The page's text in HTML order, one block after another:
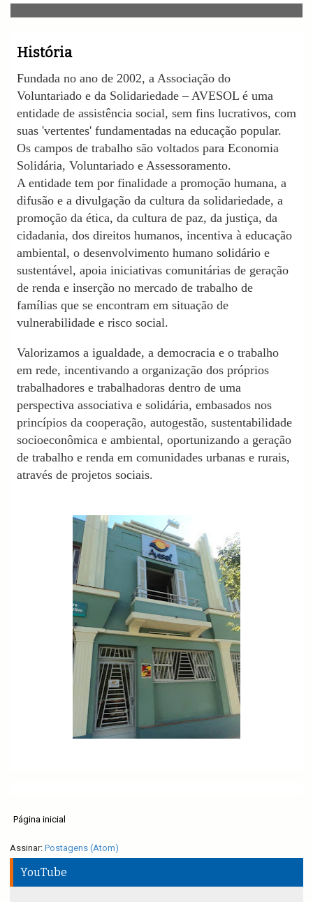
v
i
o
n
História
Fundada no ano de 2002, a Associação do
Voluntariado e da Solidariedade – AVESOL é uma
entidade de assistência social, sem fins lucrativos, com
suas 'vertentes' fundamentadas na educação popular.
Os campos de trabalho são voltados para Economia
Solidária, Voluntariado e Assessoramento.
A entidade tem por finalidade a promoção humana, a
difusão e a divulgação da cultura da solidariedade, a
promoção da ética, da cultura de paz, da justiça, da
cidadania, dos direitos humanos, incentiva à educação
ambiental, o desenvolvimento humano solidário e
sustentável, apoia iniciativas comunitárias de geração
de renda e inserção no mercado de trabalho de
famílias que se encontram em situação de
vulnerabilidade e risco social.
Valorizamos a igualdade, a democracia e o trabalho
em rede, incentivando a organização dos próprios
trabalhadores e trabalhadoras dentro de uma
perspectiva associativa e solidária, embasados nos
princípios da cooperação, autogestão, sustentabilidade
socioeconômica e ambiental, oportunizando a geração
de trabalho e renda em comunidades urbanas e rurais,
através de projetos sociais.
Página inicial
Assinar: Postagens (Atom)
YouTube